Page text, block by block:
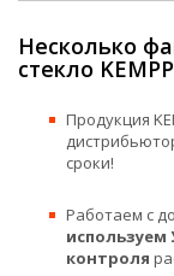
Несколько
стекло
Продукция
сроки!
Работаем с
используем
контроля